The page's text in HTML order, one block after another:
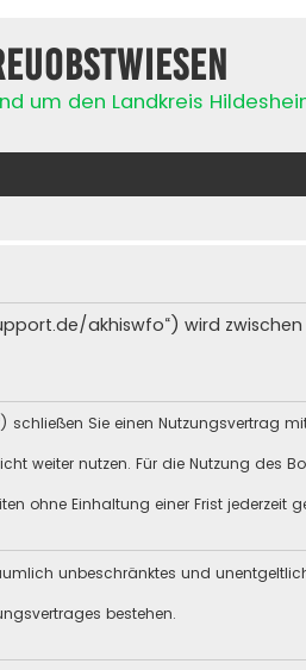
um den Landkreis
akhiswfo“) wird
schließen Sie einen Nutzungsvertrag
weiter nutzen. Für die Nutzung des
ohne Einhaltung einer Frist jederzeit
unbeschränktes und
bestehen.